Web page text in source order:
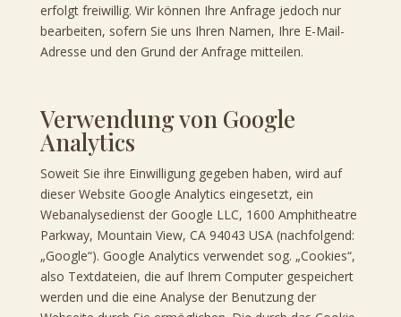
erfolgt freiwillig. Wir können Ihre Anfrage jedoch nur
bearbeiten, sofern Sie uns Ihren Namen, Ihre E-Mail-
Adresse und den Grund der Anfrage mitteilen.
Verwendung von Google
Analytics
Soweit Sie ihre Einwilligung gegeben haben, wird auf
dieser Website Google Analytics eingesetzt, ein
Webanalysedienst der Google LLC, 1600 Amphitheatre
Parkway, Mountain View, CA 94043 USA (nachfolgend:
„Google“). Google Analytics verwendet sog. „Cookies“,
also Textdateien, die auf Ihrem Computer gespeichert
werden und die eine Analyse der Benutzung der